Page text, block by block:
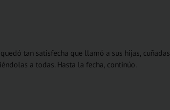
tan satisfecha que llamó a sus hijas, cuñadas,
a todas. Hasta la fecha, continúo.